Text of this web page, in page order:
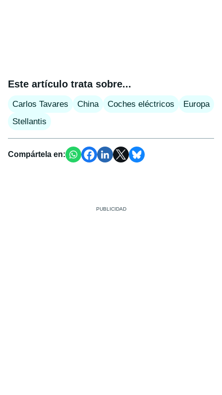
Este artículo trata sobre...
Carlos Tavares China Coches eléctricos
Europa
Stellantis
Compártela en: